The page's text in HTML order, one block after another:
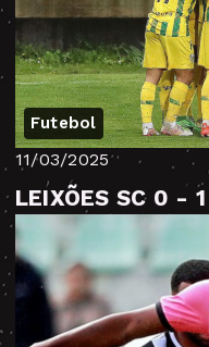
Futebol
11/03/2025